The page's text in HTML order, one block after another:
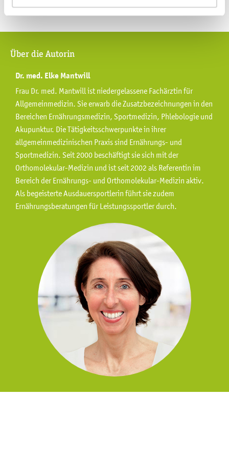
Über die Autorin
Dr. med. Elke Mantwill
Frau Dr. med. Mantwill ist niedergelassene Fachärztin für
Allgemeinmedizin. Sie erwarb die Zusatzbezeichnungen in den
Bereichen Ernährungsmedizin, Sportmedizin, Phlebologie und
Akupunktur. Die Tätigkeitsschwerpunkte in ihrer
allgemeinmedizinischen Praxis sind Ernährungs- und
Sportmedizin. Seit 2000 beschäftigt sie sich mit der
Orthomolekular-Medizin und ist seit 2002 als Referentin im
Bereich der Ernährungs- und Orthomolekular-Medizin aktiv.
Als begeisterte Ausdauersportlerin führt sie zudem
Ernährungsberatungen für Leistungssportler durch.